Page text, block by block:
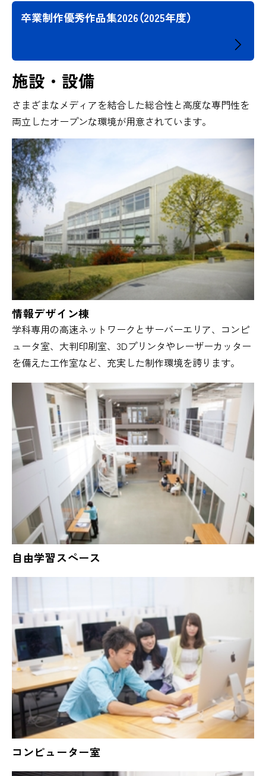
卒業制作優秀作品集2026（2025年度）
施設・設備
さまざまなメディアを結合した総合性と高度な専門性を
両立したオープンな環境が用意されています。
情報デザイン棟
学科専用の高速ネットワークとサーバーエリア、コンピ
ュータ室、大判印刷室、3Dプリンタやレーザーカッター
を備えた工作室など、充実した制作環境を誇ります。
自由学習スペース
コンピューター室